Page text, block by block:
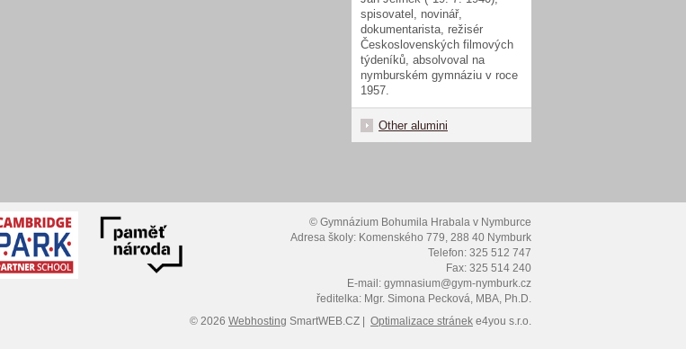
spisovatel, novinář,
dokumentarista, režisér
Československých filmových
týdeníků, absolvoval na
nymburském gymnáziu v roce
1957.
Other alumini
© Gymnázium Bohumila Hrabala v Nymburce
Adresa školy: Komenského 779, 288 40 Nymburk
Telefon: 325 512 747
Fax: 325 514 240
E-mail: gymnasium@gym-nymburk.cz
ředitelka: Mgr. Simona Pecková, MBA, Ph.D.
© 2026 Webhosting SmartWEB.CZ | Optimalizace stránek e4you s.r.o.